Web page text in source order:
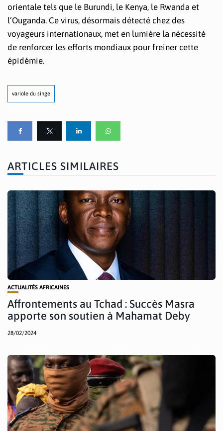
orientale tels que le Burundi, le Kenya, le Rwanda et
l’Ouganda. Ce virus, désormais détecté chez des
voyageurs internationaux, met en lumière la nécessité
de renforcer les efforts mondiaux pour freiner cette
épidémie.
variole du singe
ARTICLES SIMILAIRES
ACTUALITÉS AFRICAINES
Affrontements au Tchad : Succès Masra
apporte son soutien à Mahamat Deby
28/02/2024